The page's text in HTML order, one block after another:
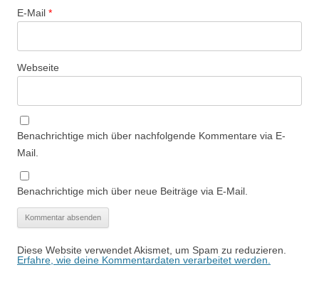
E-Mail *
Webseite
Benachrichtige mich über nachfolgende Kommentare via E-
Mail.
Benachrichtige mich über neue Beiträge via E-Mail.
Diese Website verwendet Akismet, um Spam zu reduzieren.
Erfahre, wie deine Kommentardaten verarbeitet werden.